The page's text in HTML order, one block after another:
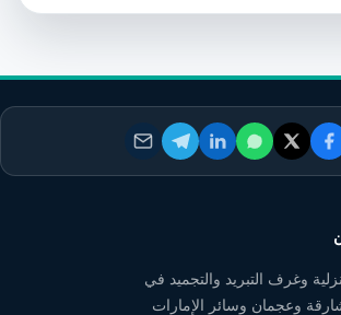
وغرف التبريد والتجميد في
وعجمان وسائر الإمارات